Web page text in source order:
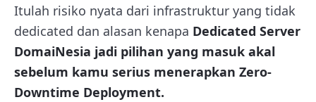
Itulah risiko nyata dari infrastruktur yang tidak
dedicated dan alasan kenapa Dedicated Server
DomaiNesia jadi pilihan yang masuk akal
sebelum kamu serius menerapkan Zero-
Downtime Deployment.